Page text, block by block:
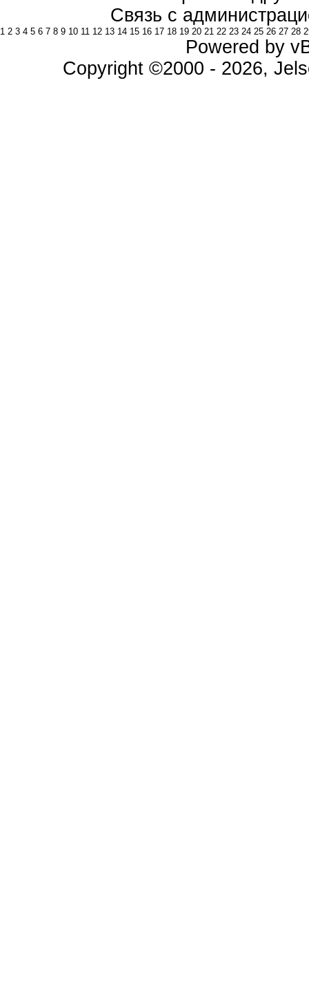
Связь с
1 2 3 4 5 6 7 8 9 10 11 12 13 14 15 16 17 18 19 20 21 22 23 24 25 26 27 28
Powered by
Copyright ©2000 - 2026,